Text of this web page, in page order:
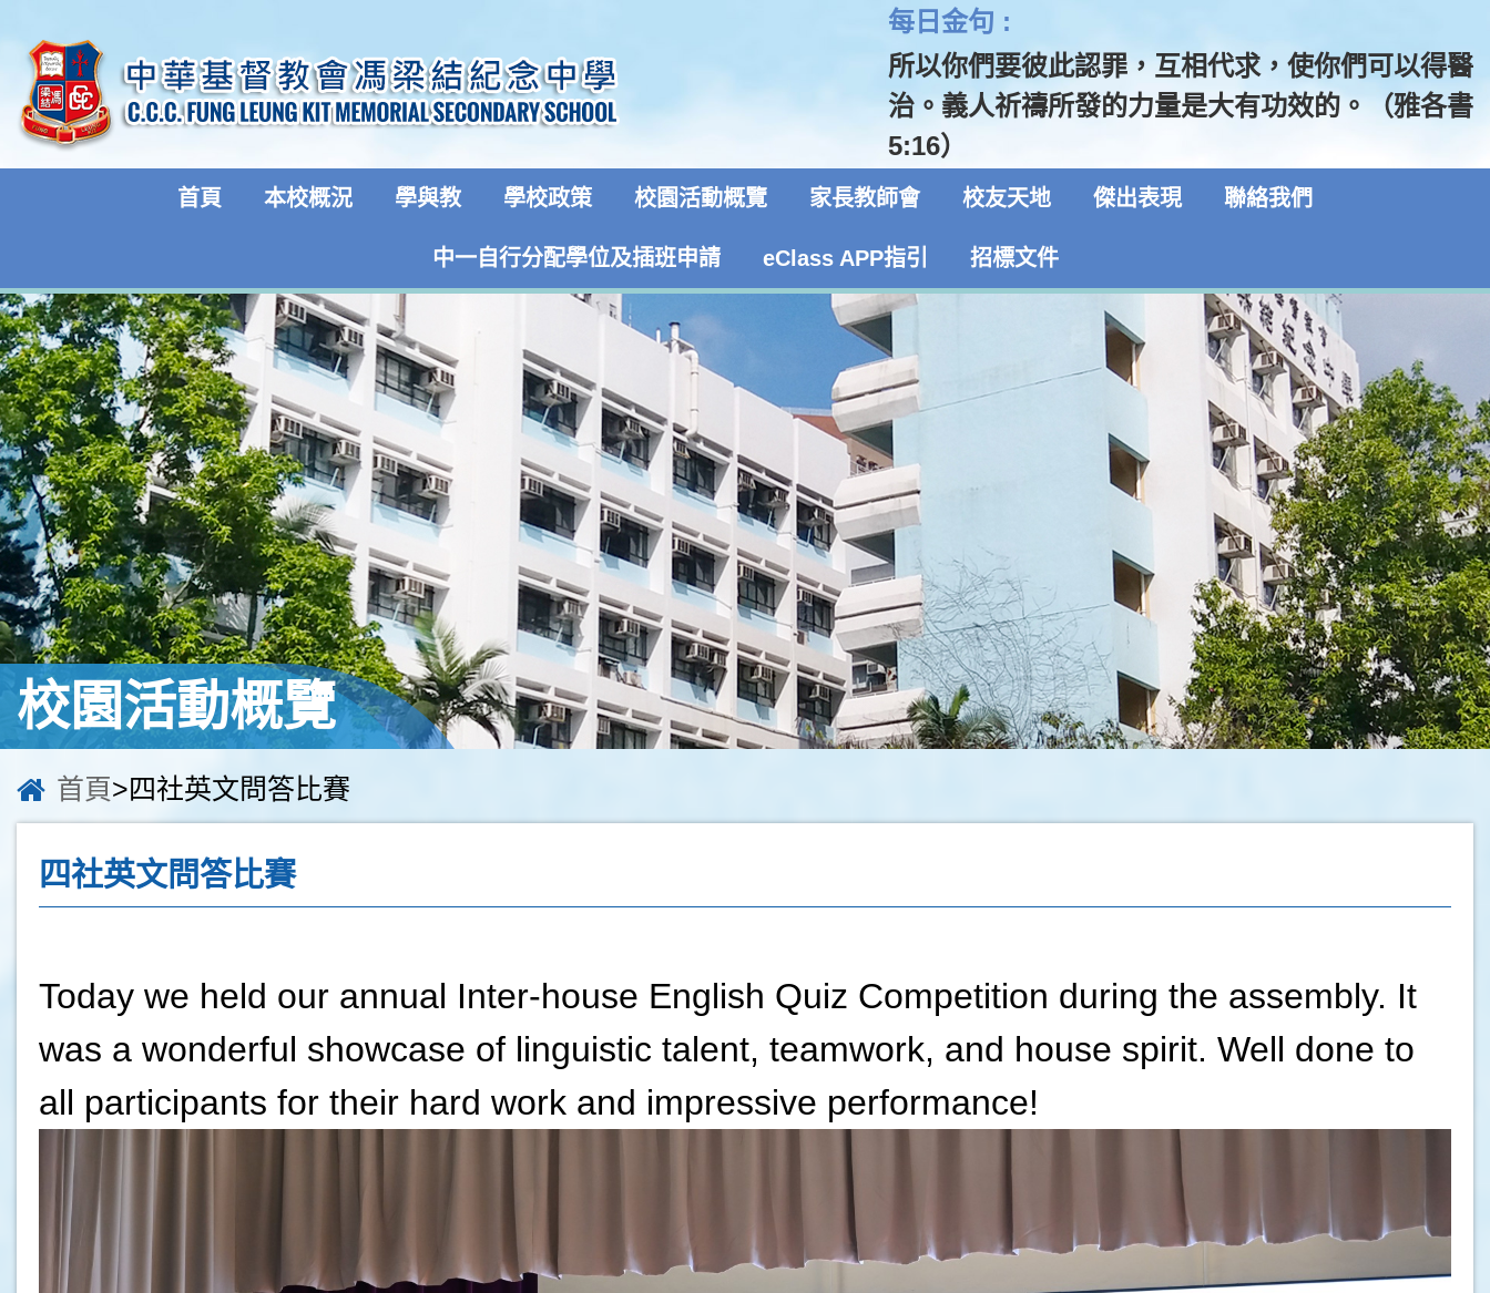
每日金句 :
所以你們要彼此認罪，互相代求，使你們可以得醫
治。義人祈禱所發的力量是大有功效的。（雅各書
5:16）
首頁 本校概況 學與教 學校政策 校園活動概覽 家長教師會 校友天地 傑出表現 聯絡我們
中一自行分配學位及插班申請 eClass APP指引 招標文件
校園活動概覽
首頁>四社英文問答比賽
四社英文問答比賽
Today we held our annual Inter-house English Quiz Competition during the assembly. It
was a wonderful showcase of linguistic talent, teamwork, and house spirit. Well done to
all participants for their hard work and impressive performance!